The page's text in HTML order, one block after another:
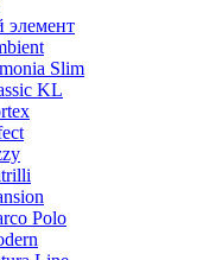
элемент
Slim
KL
Polo